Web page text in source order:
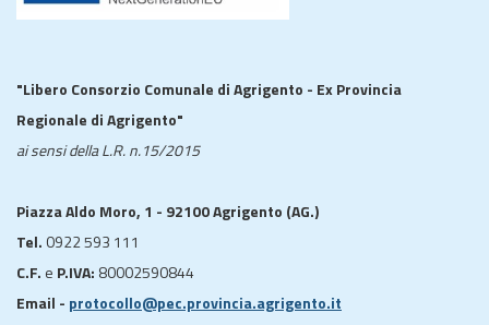
"Libero Consorzio Comunale di Agrigento - Ex Provincia
Regionale di Agrigento"
ai sensi della L.R. n.15/2015
Piazza Aldo Moro, 1 - 92100 Agrigento (AG.)
Tel. 0922 593 111
C.F. e P.IVA: 80002590844
Email - protocollo@pec.provincia.agrigento.it